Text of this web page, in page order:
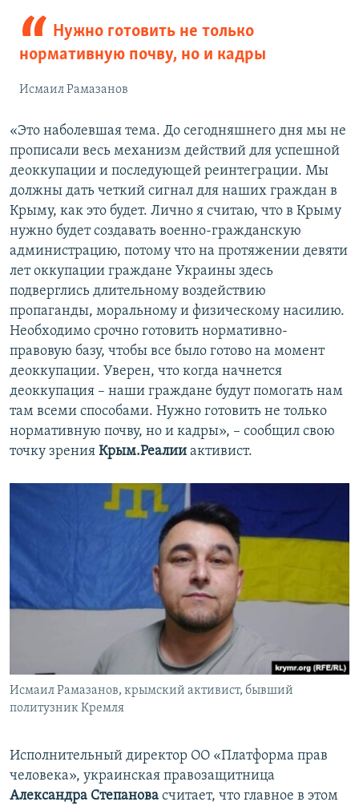
Нужно готовить не только
нормативную почву, но и кадры
Исмаил Рамазанов
«Это наболевшая тема. До сегодняшнего дня мы не
прописали весь механизм действий для успешной
деоккупации и последующей реинтеграции. Мы
должны дать четкий сигнал для наших граждан в
Крыму, как это будет. Лично я считаю, что в Крыму
нужно будет создавать военно-гражданскую
администрацию, потому что на протяжении девяти
лет оккупации граждане Украины здесь
подверглись длительному воздействию
пропаганды, моральному и физическому насилию.
Необходимо срочно готовить нормативно-
правовую базу, чтобы все было готово на момент
деоккупации. Уверен, что когда начнется
деоккупация – наши граждане будут помогать нам
там всеми способами. Нужно готовить не только
нормативную почву, но и кадры», – сообщил свою
точку зрения Крым.Реалии активист.
Исмаил Рамазанов, крымский активист, бывший
политузник Кремля
Исполнительный директор ОО «Платформа прав
человека», украинская правозащитница
Александра Степанова считает, что главное в этом